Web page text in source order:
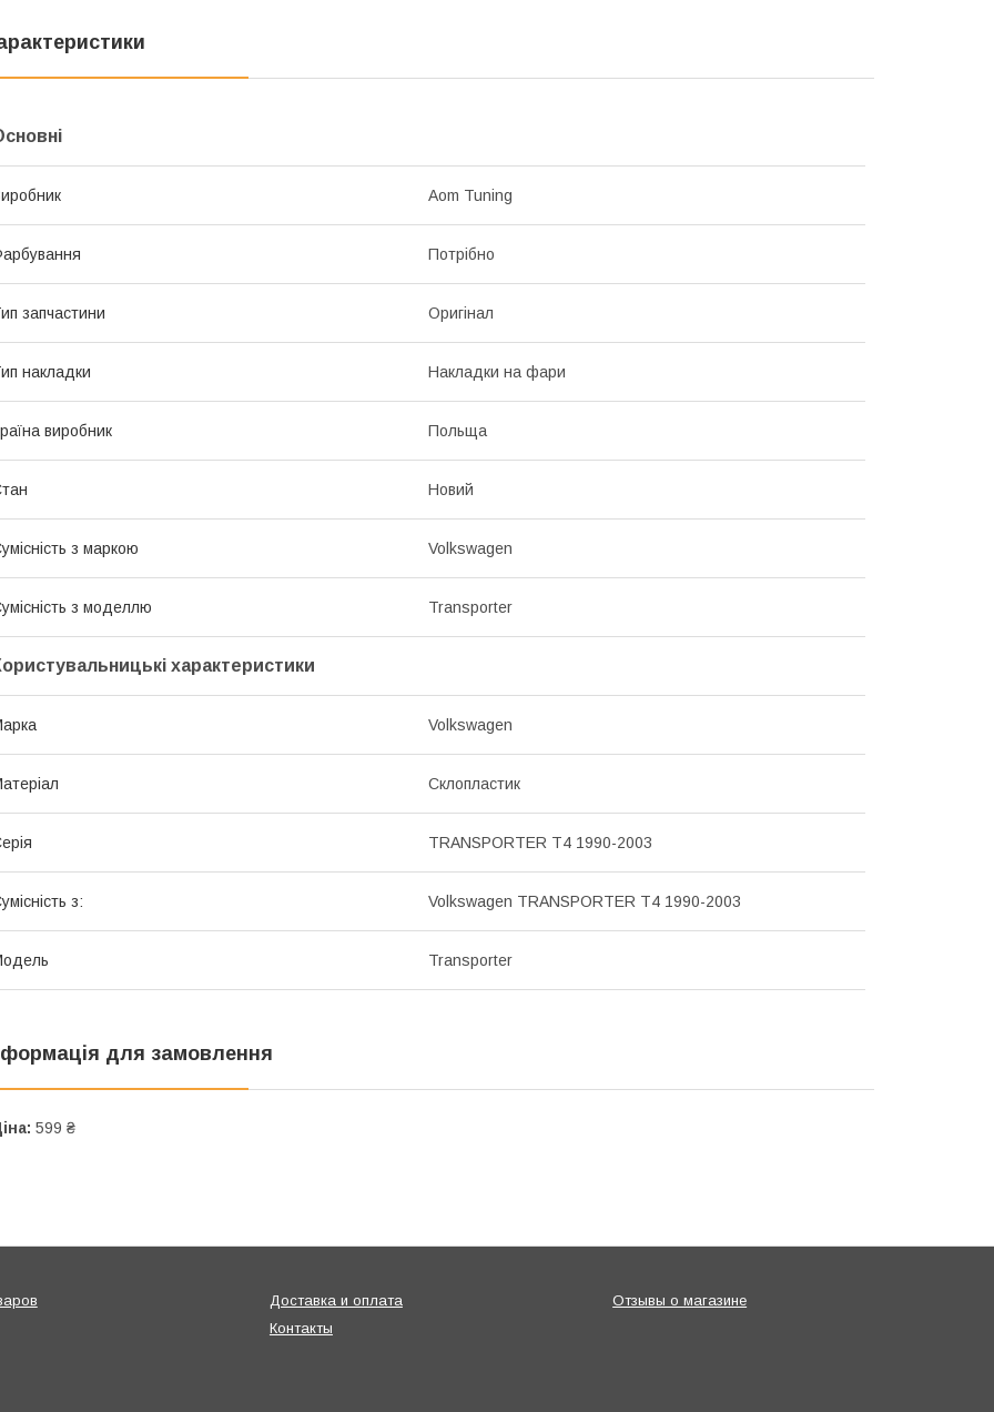
Aom Tuning
Потрібно
запчастини Оригінал
накладки Накладки на фари
виробник Польща
Новий
з маркою Volkswagen
з моделлю Transporter
характеристики
Volkswagen
Склопластик
TRANSPORTER T4 1990-2003
з: Volkswagen TRANSPORTER T4 1990-2003
Transporter
для замовлення
599 ₴
Доставка и оплата
Контакты
Отзывы о магазине